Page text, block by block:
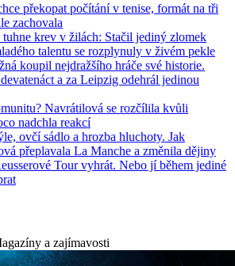
překopat počítání v tenise, formát na tři
zachovala
krev v žilách: Stačil jediný zlomek
talentu se rozplynuly v živém pekle
koupil nejdražšího hráče své historie.
a za Leipzig odehrál jedinou
Navrátilová se rozčílila kvůli
nadchla reakcí
ovčí sádlo a hrozba hluchoty. Jak
přeplavala La Manche a změnila dějiny
Tour vyhrát. Nebo jí během jediné
a zajímavosti